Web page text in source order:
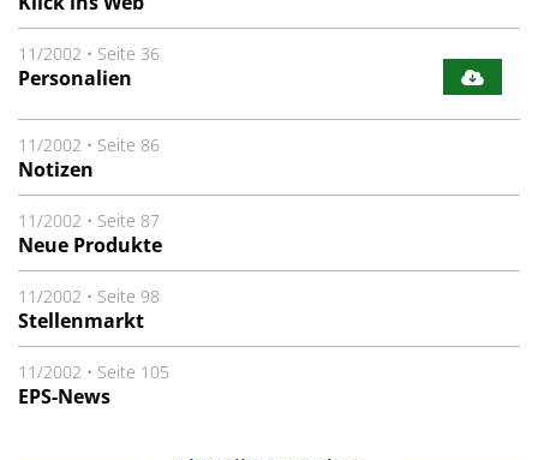
11/2002 • Seite 36
Personalien
11/2002 • Seite 86
Notizen
11/2002 • Seite 87
Neue Produkte
11/2002 • Seite 98
Stellenmarkt
11/2002 • Seite 105
EPS-News